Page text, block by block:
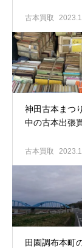
書窟揚羽堂
古本買取
神田古本まつ
中の古本出張
取専門店 古書
古本買取
田園調布本町